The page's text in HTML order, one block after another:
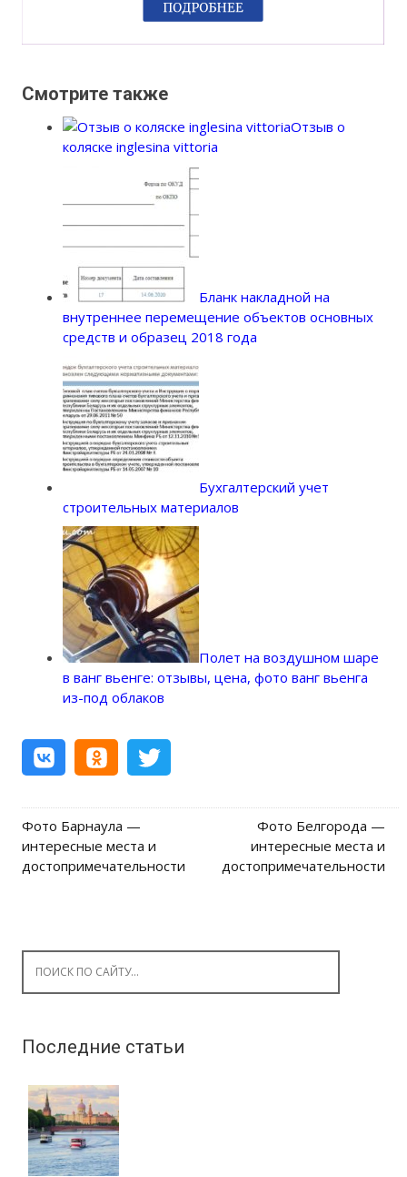
Смотрите также
Отзыв о
коляске inglesina vittoria
Бланк накладной на
внутреннее перемещение объектов основных
средств и образец 2018 года
Бухгалтерский учет
строительных материалов
Полет на воздушном шаре
в ванг вьенге: отзывы, цена, фото ванг вьенга
из-под облаков
Post navigation
Фото Барнаула —
интересные места и
достопримечательности
Фото Белгорода —
интересные места и
достопримечательности
Последние статьи